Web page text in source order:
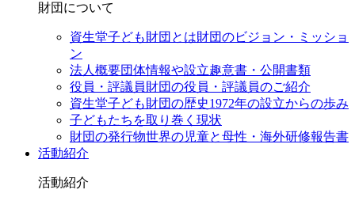
財団について
資生堂子ども財団とは財団のビジョン・ミッショ
ン
法人概要団体情報や設立趣意書・公開書類
役員・評議員財団の役員・評議員のご紹介
資生堂子ども財団の歴史1972年の設立からの歩み
子どもたちを取り巻く現状
財団の発行物世界の児童と母性・海外研修報告書
活動紹介
活動紹介